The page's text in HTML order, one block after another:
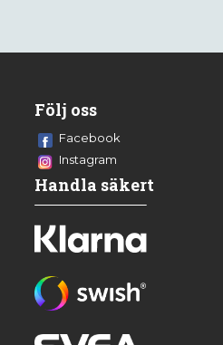
Följ oss
Facebook
Instagram
Handla säkert